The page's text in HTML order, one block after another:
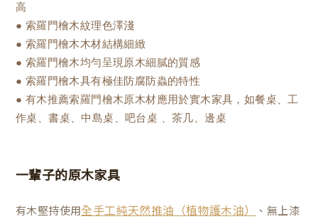
高
● 索羅門檜木紋理色澤淺
● 索羅門檜木木材結構細緻
● 索羅門檜木均勻呈現原木細膩的質感
● 索羅門檜木具有極佳防腐防蟲的特性
● 有木推薦索羅門檜木原木材應用於實木家具，如餐桌、工
作桌、書桌、中島桌、吧台桌 、茶几、邊桌
一輩子的原木家具
有木堅持使用全手工純天然推油（植物護木油）
、無上漆